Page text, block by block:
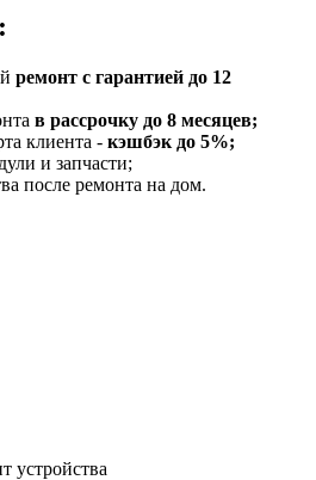
ремонт с гарантией до 12
в рассрочку до 8 месяцев;
клиента - кэшбэк до 5%;
и запчасти;
после ремонта на дом.
устройства